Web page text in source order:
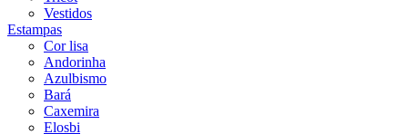
Vestidos
Estampas
Cor lisa
Andorinha
Azulbismo
Bará
Caxemira
Elosbi